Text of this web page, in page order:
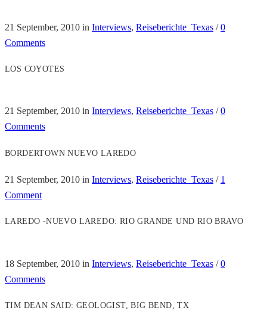
21 September, 2010 in Interviews, Reiseberichte_Texas /0
Comments
LOS COYOTES
21 September, 2010 in Interviews, Reiseberichte_Texas /0
Comments
BORDERTOWN NUEVO LAREDO
21 September, 2010 in Interviews, Reiseberichte_Texas / 1
Comment
LAREDO -NUEVO LAREDO: RIO GRANDE UND RIO BRAVO
18 September, 2010 in Interviews, Reiseberichte_Texas /0
Comments
TIM DEAN SAID: GEOLOGIST, BIG BEND, TX